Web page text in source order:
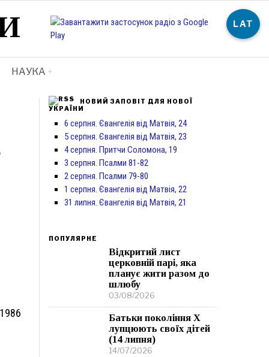
НАУКА
НОВИЙ ЗАПОВІТ ДЛЯ НОВОЇ
УКРАЇНИ
6 серпня. Євангелія від Матвія, 24
5 серпня. Євангелія від Матвія, 23
4 серпня. Притчи Соломона, 19
3 серпня. Псалми 81-82
2 серпня. Псалми 79-80
1 серпня. Євангелія від Матвія, 22
31 липня. Євангелія від Матвія, 21
ПОПУЛЯРНЕ
Відкритий лист
церковній парі, яка
планує жити разом до
шлюбу
03/08/2026
Батьки покоління Х
лупцюють своїх дітей
(14 липня)
14/07/2026
LAT